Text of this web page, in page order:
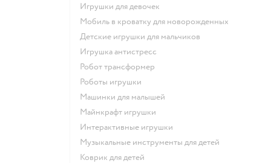
Игрушки для девочек
Мобиль в кроватку для новорожденных
Детские игрушки для мальчиков
Игрушка антистресс
Робот трансформер
Роботы игрушки
Машинки для малышей
Майнкрафт игрушки
Интерактивные игрушки
Музыкальные инструменты для детей
Коврик для детей